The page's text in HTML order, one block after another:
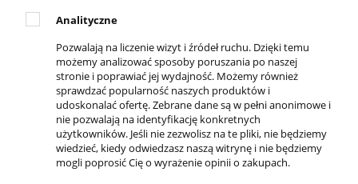
Twoje zamówienia
Ustawienia konta
Ulubione
Formy płatności
Czas i koszty dostawy
Analityczne
Pozwalają na liczenie wizyt i źródeł ruchu. Dzięki temu
możemy analizować sposoby poruszania po naszej
stronie i poprawiać jej wydajność. Możemy również
sprawdzać popularność naszych produktów i
udoskonalać ofertę. Zebrane dane są w pełni anonimowe i
nie pozwalają na identyfikację konkretnych
użytkowników. Jeśli nie zezwolisz na te pliki, nie będziemy
wiedzieć, kiedy odwiedzasz naszą witrynę i nie będziemy
mogli poprosić Cię o wyrażenie opinii o zakupach.